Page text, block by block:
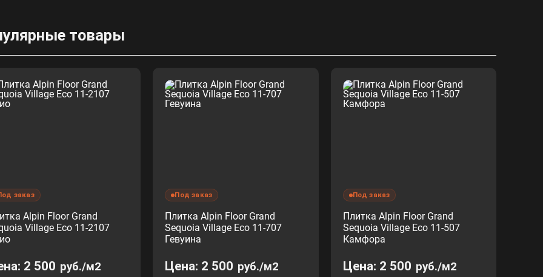
товары
заказ
Alpin Floor Grand
Village Eco 11-2107
2 500 руб./м2
Под заказ
Плитка Alpin Floor Grand
Sequoia Village Eco 11-707
Гевуина
Цена: 2 500 руб./м2
Под заказ
Плитка Alpin Floor Grand
Sequoia Village Eco 11-507
Камфора
Цена: 2 500 руб./м2